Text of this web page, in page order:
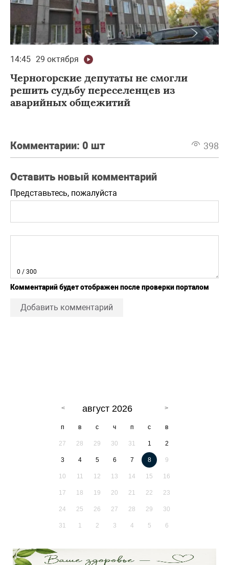
14:45 29 октября
Черногорские депутаты не смогли
решить судьбу переселенцев из
аварийных общежитий
Комментарии: 0 шт 398
Оставить новый комментарий
Представьтесь, пожалуйста
0 / 300
Комментарий будет отображен после проверки порталом
Добавить комментарий
август 2026
п в с ч п с в
27 28 29 30 31 1 2
3 4 5 6 7 8 9
10 11 12 13 14 15 16
17 18 19 20 21 22 23
24 25 26 27 28 29 30
31 1 2 3 4 5 6